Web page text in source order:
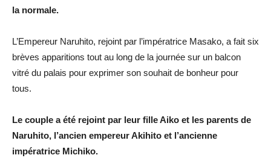
la normale.
L’Empereur Naruhito, rejoint par l’impératrice Masako, a fait six
brèves apparitions tout au long de la journée sur un balcon
vitré du palais pour exprimer son souhait de bonheur pour
tous.
Le couple a été rejoint par leur fille Aiko et les parents de
Naruhito, l’ancien empereur Akihito et l’ancienne
impératrice Michiko.